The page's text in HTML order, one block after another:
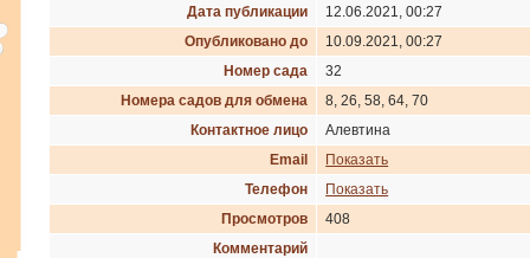
Дата публикации
12.06.2021, 00:27
Опубликовано до
10.09.2021, 00:27
Номер сада
32
Номера садов для обмена
8, 26, 58, 64, 70
Контактное лицо
Алевтина
Email
Показать
Телефон
Показать
Просмотров
408
Комментарий